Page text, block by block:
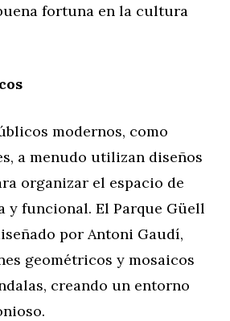
fortuna en la cultura
modernos, como
a menudo utilizan diseños
organizar el espacio de
y funcional. El Parque Güell
por Antoni Gaudí,
geométricos y mosaicos
creando un entorno